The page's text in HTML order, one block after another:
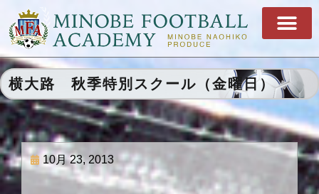
横大路 秋季特別スクール（金曜日）
10月 23, 2013